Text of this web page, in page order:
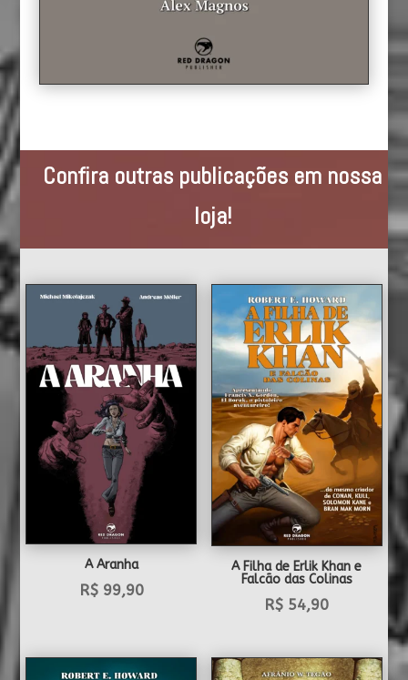
Confira outras publicações em nossa
loja!
A Aranha
R$99,90
A Filha de Erlik Khan e
Falcão das Colinas
R$ 54,90